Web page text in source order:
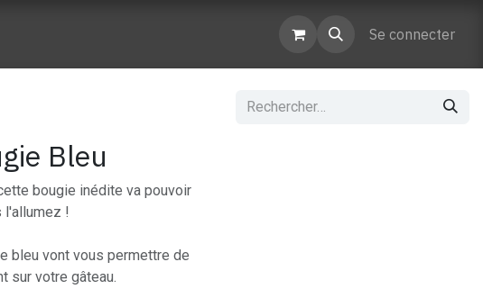
Se connecter
Bleu
bougie inédite va pouvoir
l'allumez !
bleu vont vous permettre de
sur votre gâteau.